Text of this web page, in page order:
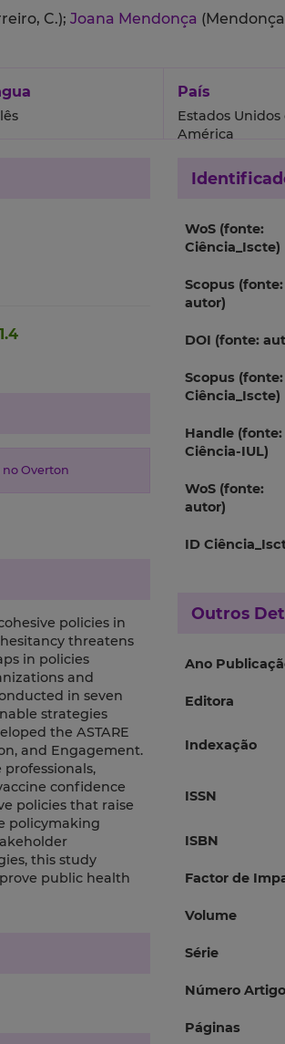
C.); Joana Mendonça
País
Estados Unidos
América
1.4
Overton
policies in
threatens
in policies
and
in seven
strategies
the ASTARE
and Engagement.
confidence
policies that raise
policymaking
this study
public health
WoS (fonte:
Ciência_Iscte)
Scopus (fonte:
autor)
DOI (fonte:
Scopus (fonte:
Ciência_Iscte)
Handle (fonte:
Ciência-IUL)
WoS (fonte:
autor)
ID
Outros
Ano
Editora
Indexação
ISSN
ISBN
Factor de
Volume
Série
Número Artigo
Páginas